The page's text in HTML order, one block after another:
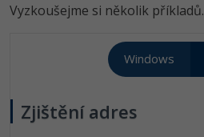
Vyzkoušejme si několik příkladů.
Windows
Zjištění adres